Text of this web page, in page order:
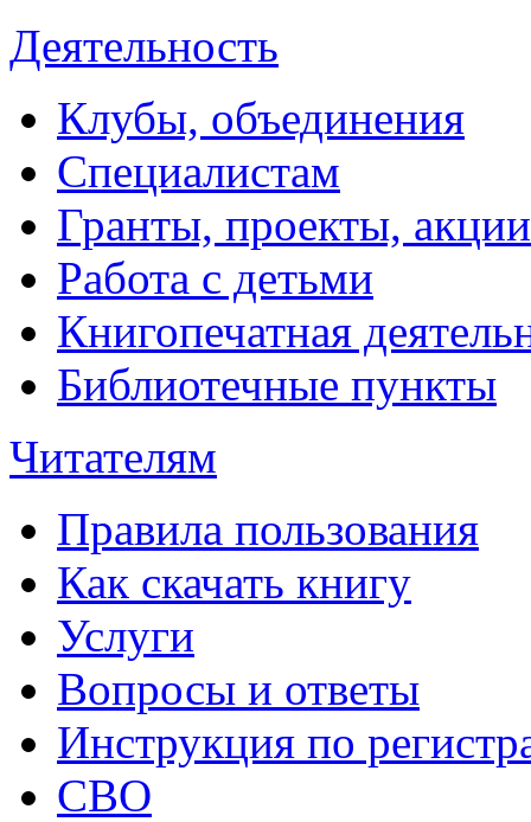
Деятельность
Клубы, объединения
Специалистам
Гранты, проекты, акции
Работа с детьми
Книгопечатная
Библиотечные пункты
Читателям
Правила пользования
Как скачать книгу
Услуги
Вопросы и ответы
Инструкция по
СВО